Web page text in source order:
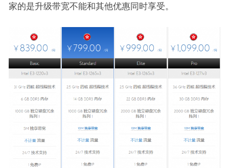
家的是升级带宽不能和其他优惠同时享受。